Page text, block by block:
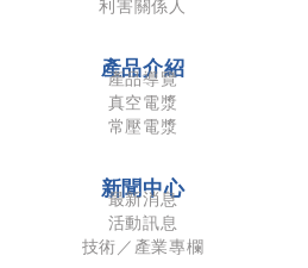
利害關係人
產品介紹
產品導覽
真空電漿
常壓電漿
新聞中心
最新消息
活動訊息
技術／產業專欄